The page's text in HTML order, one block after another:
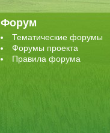
Форум
Тематические форумы
Форумы проекта
Правила форума